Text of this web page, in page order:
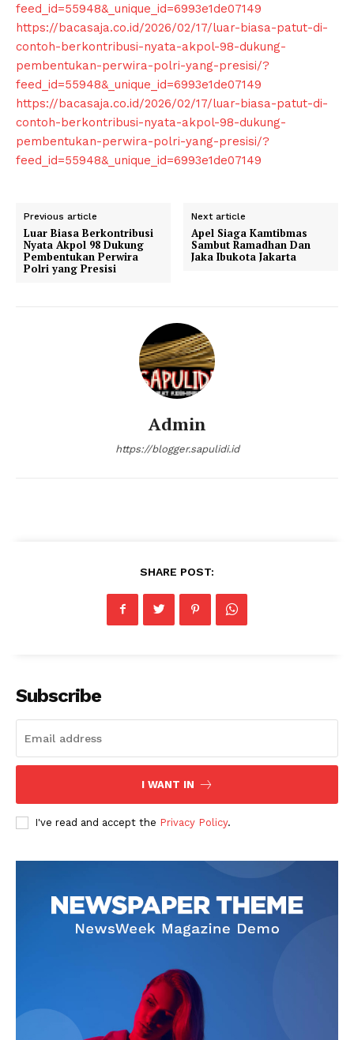
SUBSCRIBE NOW
Company
About
Contact us
feed_id=55948&_unique_id=6993e1de07149
https://bacasaja.co.id/2026/02/17/luar-biasa-patut-di-
contoh-berkontribusi-nyata-akpol-98-dukung-
pembentukan-perwira-polri-yang-presisi/?
feed_id=55948&_unique_id=6993e1de07149
https://bacasaja.co.id/2026/02/17/luar-biasa-patut-di-
contoh-berkontribusi-nyata-akpol-98-dukung-
pembentukan-perwira-polri-yang-presisi/?
feed_id=55948&_unique_id=6993e1de07149
Previous article
Luar Biasa Berkontribusi
Nyata Akpol 98 Dukung
Pembentukan Perwira
Polri yang Presisi
Next article
Apel Siaga Kamtibmas
Sambut Ramadhan Dan
Jaka Ibukota Jakarta
Admin
https://blogger.sapulidi.id
SHARE POST:
Subscribe
I WANT IN
I've read and accept the Privacy Policy.